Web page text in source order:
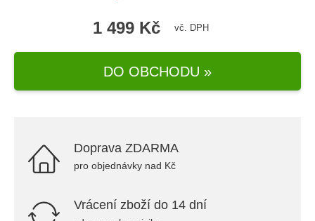
1 499 Kč vč. DPH
DO OBCHODU »
Doprava ZDARMA
pro objednávky nad Kč
Vrácení zboží do 14 dní